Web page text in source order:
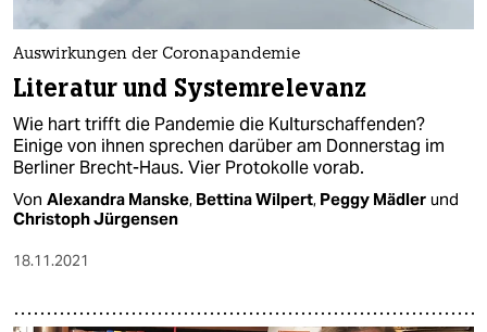
Auswirkungen der Coronapandemie
Literatur und Systemrelevanz
Wie hart trifft die Pandemie die Kulturschaffenden?
Einige von ihnen sprechen darüber am Donnerstag im
Berliner Brecht-Haus. Vier Protokolle vorab.
Von Alexandra Manske, Bettina Wilpert, Peggy Mädler und
Christoph Jürgensen
18.11.2021